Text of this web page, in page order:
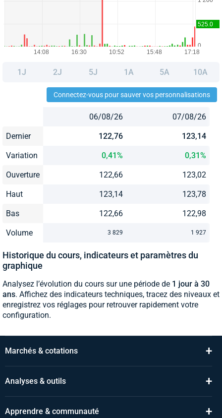
1J 2J 5J 1A 5A 10A
Connectez-vous pour sauver vos personnalisations
06/08/26 07/08/26
Dernier 122,76 123,14
Variation 0,41% 0,31%
Ouverture 122,66 123,02
Haut 123,14 123,78
Bas 122,66 122,98
Volume 3 829 1 927
Historique du cours, indicateurs et paramètres du
graphique
Analysez l’évolution du cours sur une période de 1 jour à 30
ans. Affichez des indicateurs techniques, tracez des niveaux et
enregistrez vos réglages pour retrouver rapidement votre
configuration.
Marchés & cotations +
Analyses & outils +
Apprendre & communauté +